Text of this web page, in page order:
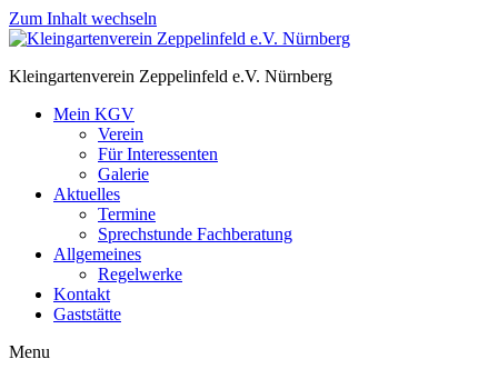
Zum Inhalt wechseln
Kleingartenverein Zeppelinfeld e.V. Nürnberg
Mein KGV
Verein
Für Interessenten
Galerie
Aktuelles
Termine
Sprechstunde Fachberatung
Allgemeines
Regelwerke
Kontakt
Gaststätte
Menu